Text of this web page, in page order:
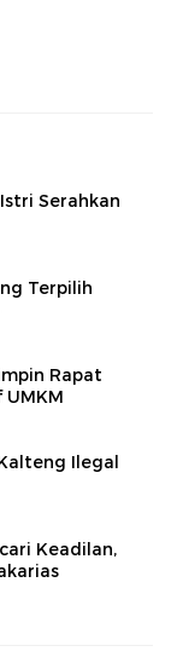
Serahkan
Terpilih
Rapat
Ilegal
Keadilan,